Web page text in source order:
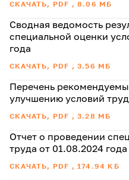
СКАЧАТЬ, PDF , 8.06 МБ
Сводная ведомость
специальной оценки
года
СКАЧАТЬ, PDF , 3.56 МБ
Перечень
улучшению условий
СКАЧАТЬ, PDF , 3.28 МБ
Отчет о проведении
труда от 01.08.2024 года
СКАЧАТЬ, PDF , 174.94 КБ